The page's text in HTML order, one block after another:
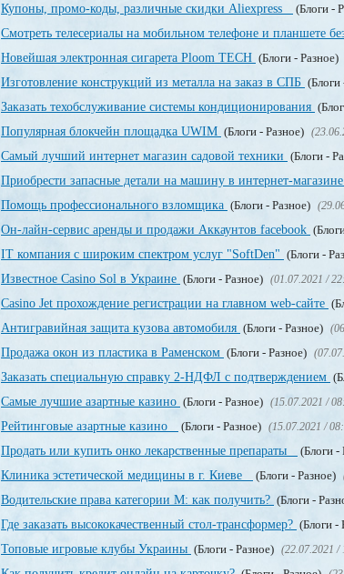
Купоны, промо-коды, различные скидки Aliexpress (Блоги -
Смотреть телесериалы на мобильном телефоне и планшете
Новейшая электронная сигарета Ploom TECH (Блоги - Разное)
Изготовление конструкций из металла на заказ в СПБ (Блоги
Заказать техобслуживание системы кондиционирования
Популярная блокчейн площадка UWIM (Блоги - Разное)
Самый лучший интернет магазин садовой техники (Блоги -
Приобрести запасные детали на машину в интернет-магазине
Помощь профессионального взломщика (Блоги - Разное)
Он-лайн-сервис аренды и продажи Аккаунтов facebook
IT компания с широким спектром услуг "SoftDen" (Блоги -
Известное Casino Sol в Украине (Блоги - Разное) (01.07.2021 /
Сasino Jet прохождение регистрации на главном web-сайте
Антигравийная защита кузова автомобиля (Блоги - Разное)
Продажа окон из пластика в Раменском (Блоги - Разное)
Заказать специальную справку 2-НДФЛ с подтверждением
Самые лучшие азартные казино (Блоги - Разное) (15.07.2021 /
Рейтинговые азартные казино (Блоги - Разное) (15.07.2021 /
Продать или купить онко лекарственные препараты (Блоги -
Клиника эстетической медицины в г. Киеве (Блоги - Разное)
Водительские права категории М: как получить? (Блоги -
Где заказать высококачественный стол-трансформер? (Блоги -
Топовые игровые клубы Украины (Блоги - Разное) (22.07.2021 /